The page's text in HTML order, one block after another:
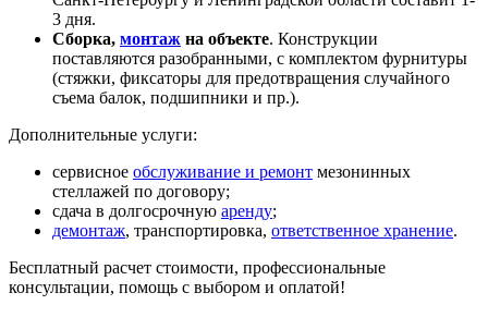
3 дня.
Сборка, монтаж на объекте. Конструкции
поставляются разобранными, с комплектом фурнитуры
(стяжки, фиксаторы для предотвращения случайного
съема балок, подшипники и пр.).
Дополнительные услуги:
сервисное обслуживание и ремонт мезонинных
стеллажей по договору;
сдача в долгосрочную аренду;
демонтаж, транспортировка, ответственное хранение.
Бесплатный расчет стоимости, профессиональные
консультации, помощь с выбором и оплатой!